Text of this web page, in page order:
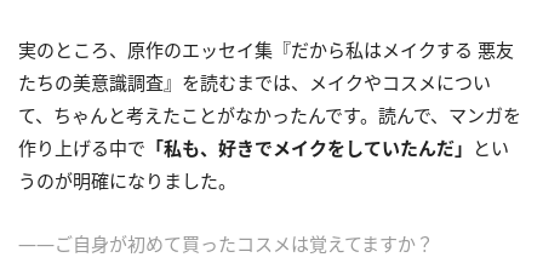
実のところ、原作のエッセイ集『だから私はメイクする 悪友
たちの美意識調査』を読むまでは、メイクやコスメについ
て、ちゃんと考えたことがなかったんです。読んで、マンガを
作り上げる中で 「私も、好きでメイクをしていたんだ」 とい
うのが明確になりました。
――ご自身が初めて買ったコスメは覚えてますか？